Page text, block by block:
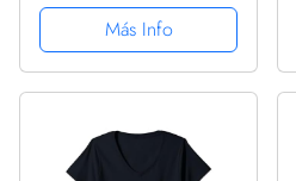
CamisetaMás Info